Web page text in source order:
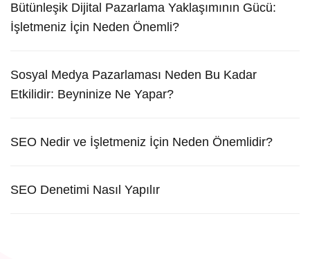
Bütünleşik Dijital Pazarlama Yaklaşımının Gücü:
İşletmeniz İçin Neden Önemli?
Sosyal Medya Pazarlaması Neden Bu Kadar
Etkilidir: Beyninize Ne Yapar?
SEO Nedir ve İşletmeniz İçin Neden Önemlidir?
SEO Denetimi Nasıl Yapılır